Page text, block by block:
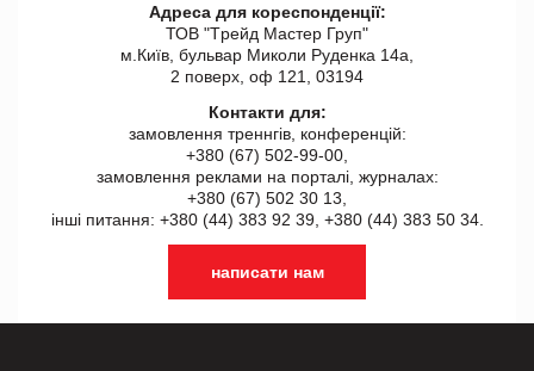
Адреса для кореспонденції:
ТОВ "Tрейд Мастер Груп"
м.Київ, бульвар Миколи Руденка 14а,
2 поверх, оф 121, 03194
Контакти для:
замовлення треннгів, конференцій:
+380 (67) 502-99-00,
замовлення реклами на порталі, журналах:
+380 (67) 502 30 13,
інші питання: +380 (44) 383 92 39, +380 (44) 383 50 34.
написати нам